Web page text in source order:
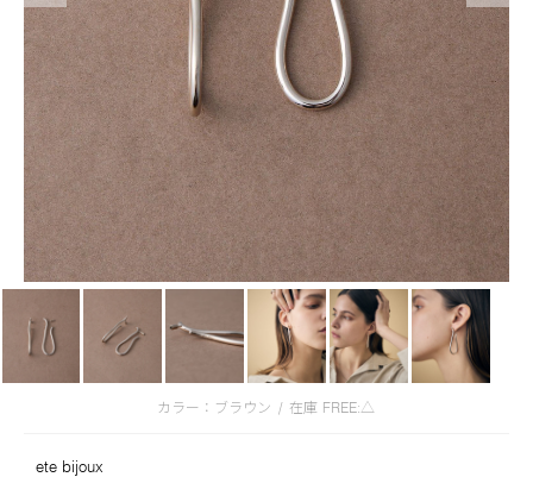
カラー：ブラウン / 在庫 FREE:△
ete bijoux